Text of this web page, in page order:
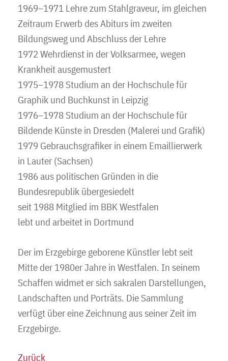
1969–1971 Lehre zum Stahlgraveur, im gleichen
Zeitraum Erwerb des Abiturs im zweiten
Bildungsweg und Abschluss der Lehre
1972 Wehrdienst in der Volksarmee, wegen
Krankheit ausgemustert
1975–1978 Studium an der Hochschule für
Graphik und Buchkunst in Leipzig
1976–1978 Studium an der Hochschule für
Bildende Künste in Dresden (Malerei und Grafik)
1979 Gebrauchsgrafiker in einem Emaillierwerk
in Lauter (Sachsen)
1986 aus politischen Gründen in die
Bundesrepublik übergesiedelt
seit 1988 Mitglied im BBK Westfalen
lebt und arbeitet in Dortmund
Der im Erzgebirge geborene Künstler lebt seit
Mitte der 1980er Jahre in Westfalen. In seinem
Schaffen widmet er sich sakralen Darstellungen,
Landschaften und Porträts. Die Sammlung
verfügt über eine Zeichnung aus seiner Zeit im
Erzgebirge.
Zurück